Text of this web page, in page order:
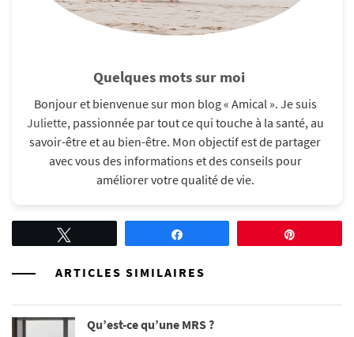
Quelques mots sur moi
Bonjour et bienvenue sur mon blog « Amical ». Je suis
Juliette, passionnée par tout ce qui touche à la santé, au
savoir-être et au bien-être. Mon objectif est de partager
avec vous des informations et des conseils pour
améliorer votre qualité de vie.​
ARTICLES SIMILAIRES
Qu’est-ce qu’une MRS ?